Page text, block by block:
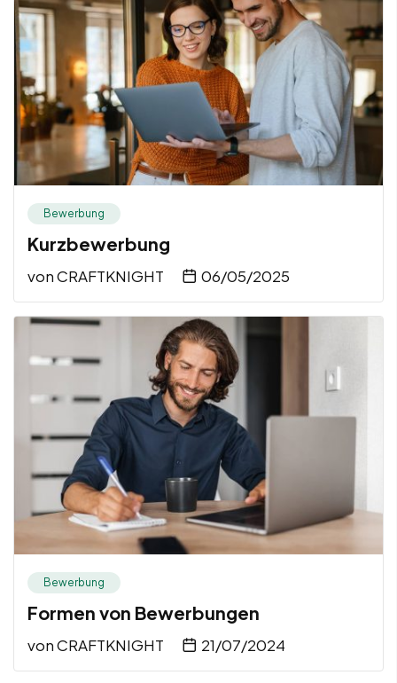
Bewerbung
Kurzbewerbung
vonCRAFTKNIGHT 06/05/2025
Bewerbung
Formen von Bewerbungen
vonCRAFTKNIGHT 21/07/2024